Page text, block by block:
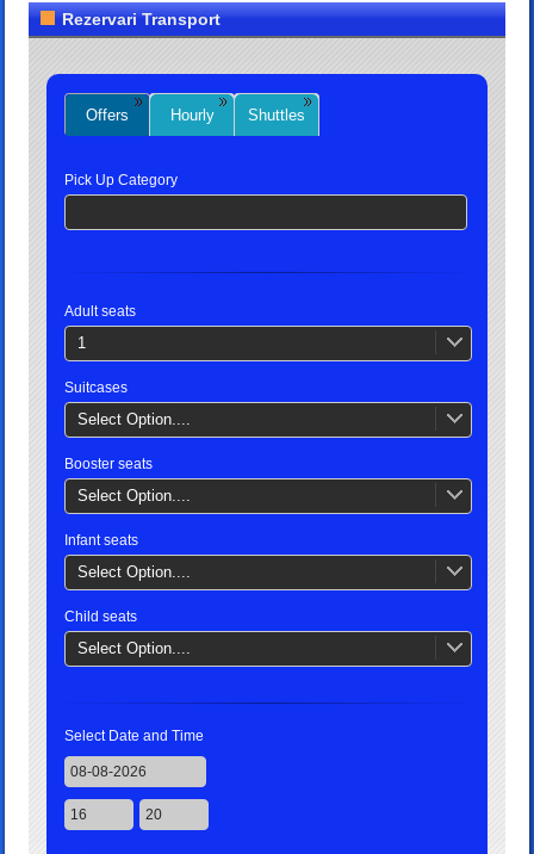
Rezervari Transport
Offers Hourly Shuttles
Pick Up Category
Adult seats
1
Suitcases
Select Option....
Booster seats
Select Option....
Infant seats
Select Option....
Child seats
Select Option....
Select Date and Time